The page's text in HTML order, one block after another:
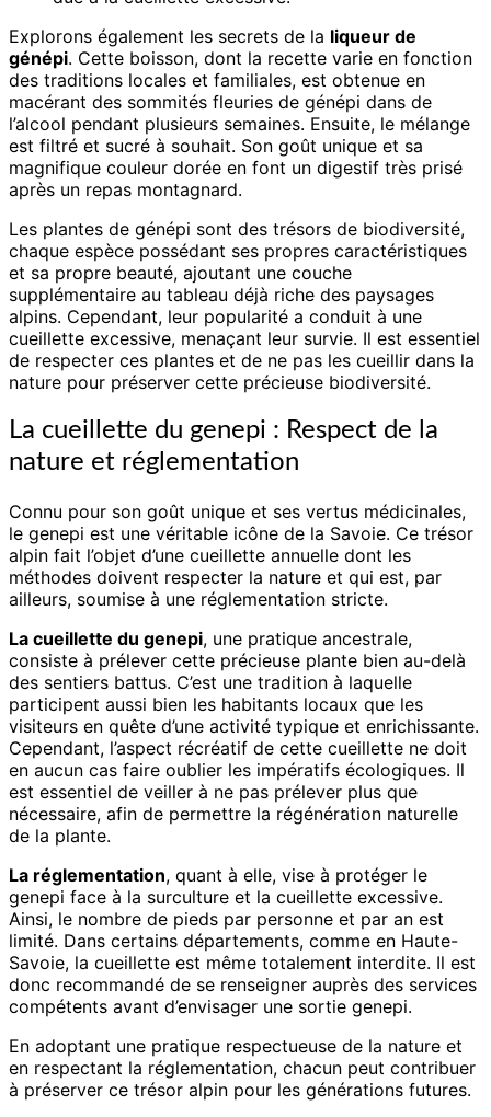
Explorons également les secrets de la liqueur de
génépi. Cette boisson, dont la recette varie en fonction
des traditions locales et familiales, est obtenue en
macérant des sommités fleuries de génépi dans de
l’alcool pendant plusieurs semaines. Ensuite, le mélange
est filtré et sucré à souhait. Son goût unique et sa
magnifique couleur dorée en font un digestif très prisé
après un repas montagnard.
Les plantes de génépi sont des trésors de biodiversité,
chaque espèce possédant ses propres caractéristiques
et sa propre beauté, ajoutant une couche
supplémentaire au tableau déjà riche des paysages
alpins. Cependant, leur popularité a conduit à une
cueillette excessive, menaçant leur survie. Il est essentiel
de respecter ces plantes et de ne pas les cueillir dans la
nature pour préserver cette précieuse biodiversité.
La cueillette du genepi : Respect de la
nature et réglementation
Connu pour son goût unique et ses vertus médicinales,
le genepi est une véritable icône de la Savoie. Ce trésor
alpin fait l’objet d’une cueillette annuelle dont les
méthodes doivent respecter la nature et qui est, par
ailleurs, soumise à une réglementation stricte.
La cueillette du genepi, une pratique ancestrale,
consiste à prélever cette précieuse plante bien au-delà
des sentiers battus. C’est une tradition à laquelle
participent aussi bien les habitants locaux que les
visiteurs en quête d’une activité typique et enrichissante.
Cependant, l’aspect récréatif de cette cueillette ne doit
en aucun cas faire oublier les impératifs écologiques. Il
est essentiel de veiller à ne pas prélever plus que
nécessaire, afin de permettre la régénération naturelle
de la plante.
La réglementation, quant à elle, vise à protéger le
genepi face à la surculture et la cueillette excessive.
Ainsi, le nombre de pieds par personne et par an est
limité. Dans certains départements, comme en Haute-
Savoie, la cueillette est même totalement interdite. Il est
donc recommandé de se renseigner auprès des services
compétents avant d’envisager une sortie genepi.
En adoptant une pratique respectueuse de la nature et
en respectant la réglementation, chacun peut contribuer
à préserver ce trésor alpin pour les générations futures.